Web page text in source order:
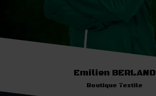
Emilien BERLAND
Boutique Textile